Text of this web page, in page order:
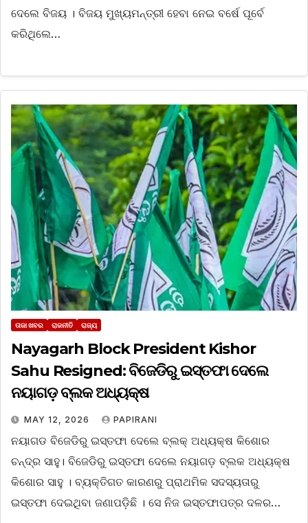
ଦେଲେ ବିଜୟ । ବିଜୟ ମୁଖ୍ୟମନ୍ତ୍ରୀ ହେବା ନେଇ ବର୍ଷେ ପୂର୍ବେ
କରିଥିଲେ…
ତାଜା ଖବର ରାଜନୀତି ରାଜ୍ୟ
Nayagarh Block President Kishor
Sahu Resigned: ବିଜେଡିରୁ ଇସ୍ତଫା ଦେଲେ
ନୟାଗଡ଼ ବ୍ଲକ ଅଧ୍ୟକ୍ଷ
MAY 12, 2026 PAPIRANI
ନୟାଗଡ ବିଜେଡିରୁ ଇସ୍ତଫା ଦେଲେ ବ୍ଲକ୍‌ ଅଧ୍ୟକ୍ଷ କିଶୋର
ଚନ୍ଦ୍ର ସାହୁ। ବିଜେଡିରୁ ଇସ୍ତଫା ଦେଲେ ନୟାଗଡ଼ ବ୍ଲକ ଅଧ୍ୟକ୍ଷ
କିଶୋର ସାହୁ । ବ୍ୟକ୍ତିଗତ କାରଣରୁ ପ୍ରାଥମିକ ସଦସ୍ୟତାରୁ
ଇସ୍ତଫା ଦେଇଥିବା ଜଣାପଡ଼ିଛି । ସେ ନିଜ ଇସ୍ତଫାପତ୍ର ଦଳର…